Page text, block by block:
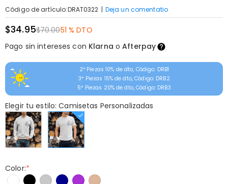
Código de artículo:DRAT0322 | Deja un comentatio
$34.95$70.0051 % DTO
Pago sin intereses con Klarna oAfterpay
2ª Piezas 10% de dto, Código: DRB1
3ª Piezas 15% de dto, Código: DRB2
5ª Piezas 20% de dto, Código: DRB3
Elegir tu estilo: Camisetas Personalizadas
Color:*